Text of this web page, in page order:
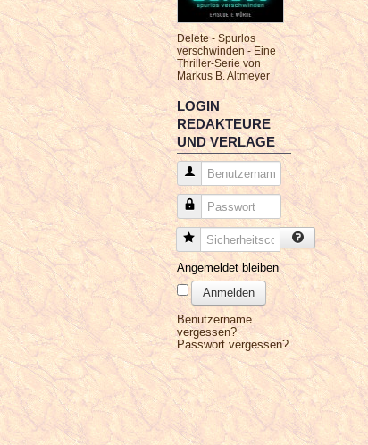
Delete - Spurlos
verschwinden - Eine
Thriller-Serie von
Markus B. Altmeyer
LOGIN
REDAKTEURE
UND VERLAGE
Benutzername
Passwort
Sicherheitscode
Angemeldet bleiben
Anmelden
Benutzername
vergessen?
Passwort vergessen?